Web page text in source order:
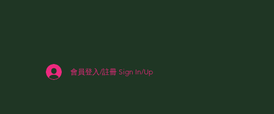
會員登入/註冊 Sign In/Up